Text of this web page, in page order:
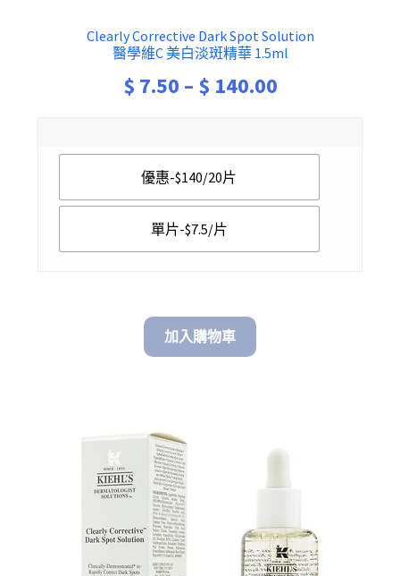
Clearly Corrective Dark Spot Solution
醫學維C 美白淡斑精華 1.5ml
$ 7.50 – $ 140.00Price
$ 7.50
優惠-$140/20片
單片-$7.5/片
加入購物車